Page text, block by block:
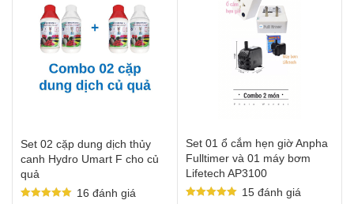
Set 02 cặp dung dịch thủy
canh Hydro Umart F cho củ
quả
16 đánh giá
Set 01 ổ cắm hẹn giờ Anpha
Fulltimer và 01 máy bơm
Lifetech AP3100
15đánh giá